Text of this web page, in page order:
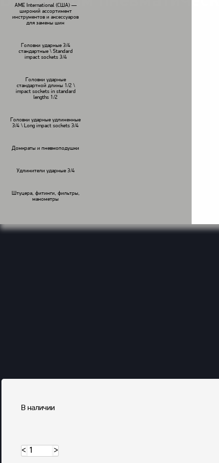
AME International (США) —
широкий ассортимент
инструментов и аксессуаров
для замены шин
Головки ударные 3/4
стандартные \ Standard
impact sockets 3/4
Головки ударные
стандартной длины 1/2 \
impact sockets in standard
lengths 1/2
Головки ударные удлиненные
3/4 \ Long impact sockets 3/4
Домкраты и пневмоподушки
Удлинители ударные 3/4
Штуцера, фитинги, фильтры,
манометры
В наличии
< >